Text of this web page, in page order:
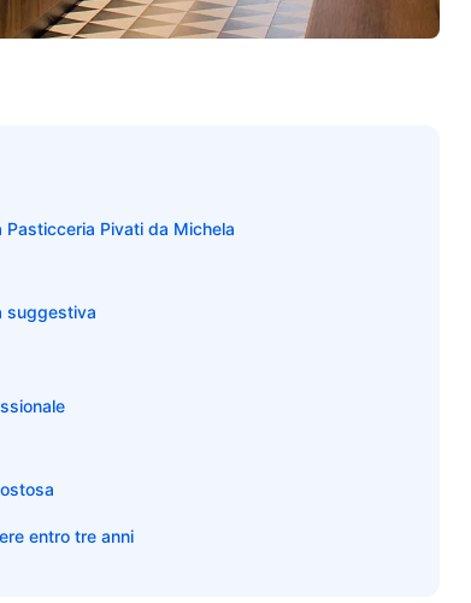
Pivati da Michela
suggestiva
entro tre anni